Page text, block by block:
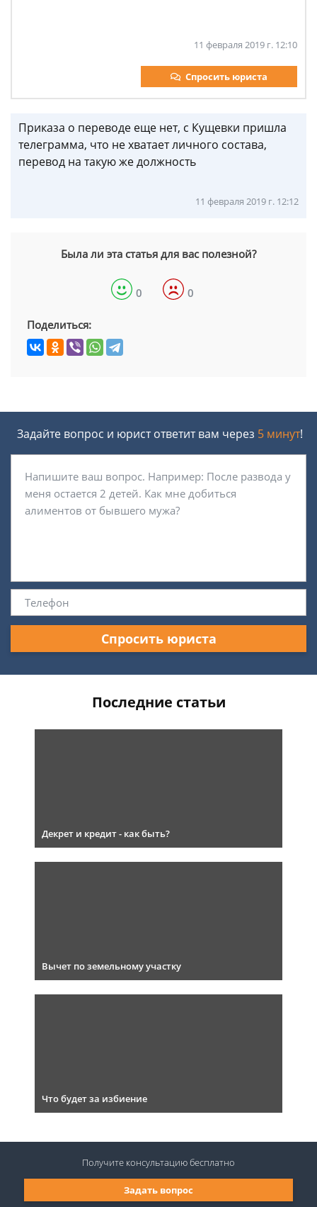
11 февраля 2019 г. 12:10
Спросить юриста
Приказа о переводе еще нет, с Кущевки пришла
телеграмма, что не хватает личного состава,
перевод на такую же должность
11 февраля 2019 г. 12:12
Была ли эта статья для вас полезной?
0 0
Поделиться:
Задайте вопрос и юрист ответит вам через 5 минут!
Спросить юриста
Последние статьи
Декрет и кредит - как быть?
Вычет по земельному участку
Что будет за избиение
Задать вопрос
Получите консультациюбесплатно